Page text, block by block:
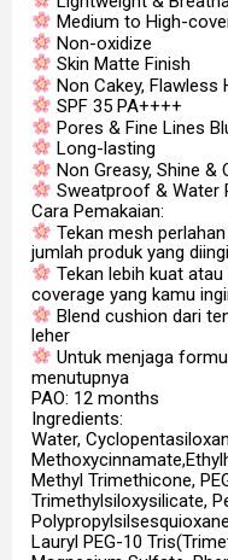
Medium to High-
Non-oxidize
Skin Matte Finish
Non Cakey, Flawless
SPF 35 PA++++
Pores & Fine Lines
Long-lasting
Non Greasy, Shine &
Sweatproof & Water
Cara Pemakaian:
Tekan mesh
jumlah produk yang
Tekan lebih kuat
coverage yang kamu
Blend cushion dari
leher
Untuk menjaga
menutupnya
PAO: 12 months
Ingredients:
Water,
Methyl Trimethicone,
Trimethylsiloxysilicate,
Lauryl PEG-10